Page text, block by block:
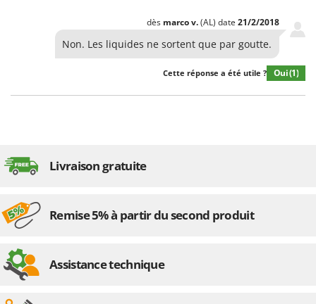
dès marcov.(AL) date 21/2/2018
Non. Les liquides ne sortent que par goutte.
Cette réponse a été utile ? Oui(1)
Livraison gratuite
Remise 5% à partir du second produit
Assistance technique